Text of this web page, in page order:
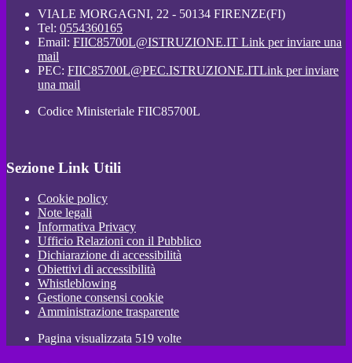
VIALE MORGAGNI, 22 - 50134 FIRENZE(FI)
Tel: 0554360165
Email: FIIC85700L@ISTRUZIONE.IT Link per inviare una
mail
PEC: FIIC85700L@PEC.ISTRUZIONE.ITLink per inviare
una mail
Codice Ministeriale FIIC85700L
Sezione Link Utili
Cookie policy
Note legali
Informativa Privacy
Ufficio Relazioni con il Pubblico
Dichiarazione di accessibilità
Obiettivi di accessibilità
Whistleblowing
Gestione consensi cookie
Amministrazione trasparente
Pagina visualizzata 519 volte